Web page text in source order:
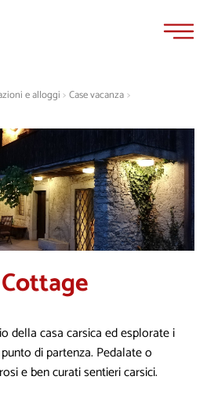
e alloggi >Case vacanza>
della casa carsica ed esplorate i
di partenza. Pedalate o
e ben curati sentieri carsici.